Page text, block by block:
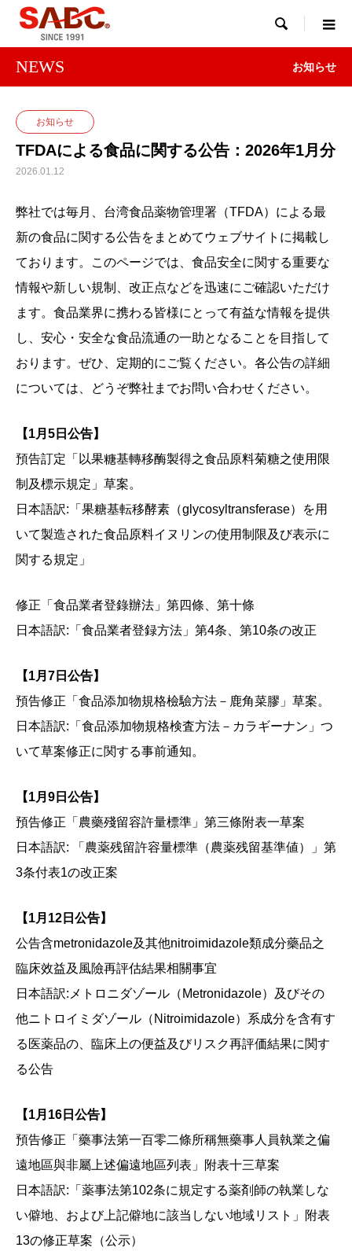

NEWS お知らせ
お知らせ
TFDAによる食品に関する公告：2026年1月分
2026.01.12
弊社では毎月、台湾食品薬物管理署（TFDA）による最
新の食品に関する公告をまとめてウェブサイトに掲載し
ております。このページでは、食品安全に関する重要な
情報や新しい規制、改正点などを迅速にご確認いただけ
ます。食品業界に携わる皆様にとって有益な情報を提供
し、安心・安全な食品流通の一助となることを目指して
おります。ぜひ、定期的にご覧ください。各公告の詳細
については、どうぞ弊社までお問い合わせください。
【1月5日公告】
預告訂定「以果糖基轉移酶製得之食品原料菊糖之使用限
制及標示規定」草案。
日本語訳:「果糖基転移酵素（glycosyltransferase）を用
いて製造された食品原料イヌリンの使用制限及び表示に
関する規定」
修正「食品業者登錄辦法」第四條、第十條
日本語訳:「食品業者登録方法」第4条、第10条の改正
【1月7日公告】
預告修正「食品添加物規格檢驗方法－鹿角菜膠」草案。
日本語訳:「食品添加物規格検査方法－カラギーナン」つ
いて草案修正に関する事前通知。
【1月9日公告】
預告修正「農藥殘留容許量標準」第三條附表一草案
日本語訳: 「農薬残留許容量標準（農薬残留基準値）」第
3条付表1の改正案
【1月12日公告】
公告含metronidazole及其他nitroimidazole類成分藥品之
臨床效益及風險再評估結果相關事宜
日本語訳:メトロニダゾール（Metronidazole）及びその
他ニトロイミダゾール（Nitroimidazole）系成分を含有す
る医薬品の、臨床上の便益及びリスク再評価結果に関す
る公告
【1月16日公告】
預告修正「藥事法第一百零二條所稱無藥事人員執業之偏
遠地區與非屬上述偏遠地區列表」附表十三草案
日本語訳:「薬事法第102条に規定する薬剤師の執業しな
い僻地、および上記僻地に該当しない地域リスト」附表
13の修正草案（公示）